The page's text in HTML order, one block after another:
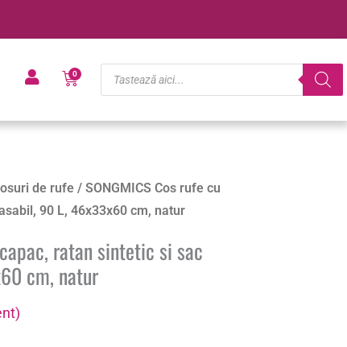
0
Cart
Products
search
de rufe / SONGMICS Cos rufe cu
90 L, 46x33x60 cm, natur
ratan sintetic si sac
cm, natur